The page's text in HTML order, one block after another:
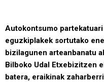
Autokontsumo
eguzkiplakek sortutako
bizilagunen arteanbanatu
Bilboko Udal Etxebizitzen
batera, eraikinak